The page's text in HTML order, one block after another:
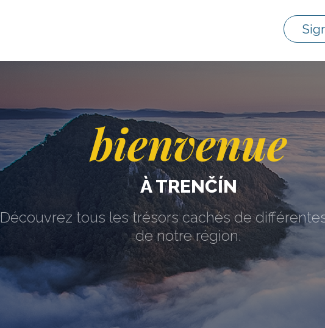
bienvenue
À TRENČÍN
Découvrez tous les trésors cachés de
de notre région.